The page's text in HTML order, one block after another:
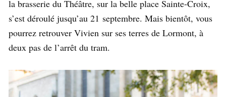
la brasserie du Théâtre, sur la belle place Sainte-Croix,
s’est déroulé jusqu’au 21 septembre. Mais bientôt, vous
pourrez retrouver Vivien sur ses terres de Lormont, à
deux pas de l’arrêt du tram.